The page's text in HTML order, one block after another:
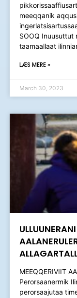
meeqqanik
SOOQ Inuusuttut
taamaallaat
LÆS MERE »
March 30, 2023
MEEQQERIVIIT
Perorsaanermik
perorsaajutaa